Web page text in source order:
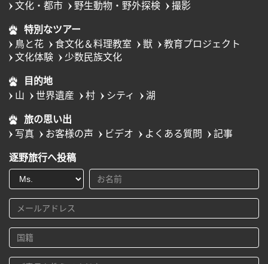
文化・都市
野生動物・野外探検 撮影
特別なツアー
鳥と花
食文化＆料理教室 獣
教育プロジェクト
文化体験
少数民族文化
目的地
山
世界遺産 村 シティ 湖
旅の思い出
写真
お客様の声 ビデオ よくある質問 記事
逐野旅行へ投稿